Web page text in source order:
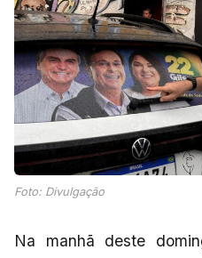
Foto: Divulgação
Na manhã deste